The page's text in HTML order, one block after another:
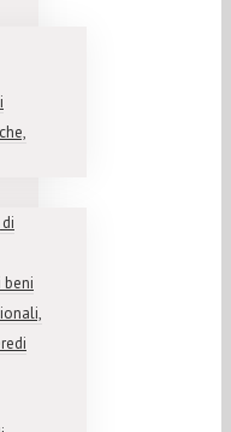
beni